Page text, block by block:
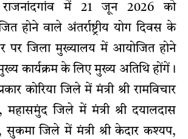
में 21 जून 2026 को
होने वाले अंतर्राष्ट्रीय योग दिवस के
पर जिला मुख्यालय में आयोजित होने
कार्यक्रम के लिए मुख्य अतिथि होंगें।
कोरिया जिले में मंत्री श्री रामविचार
महासमुंद जिले में मंत्री श्री दयालदास
जिले में मंत्री श्री केदार कश्यप,